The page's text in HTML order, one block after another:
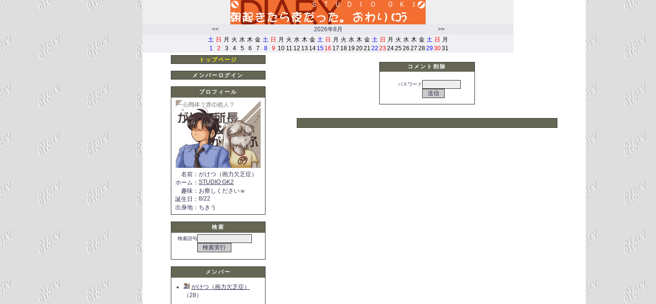
<< 2026年8月
>>
土 日 月 火 水 木 金 土 日 月 火 水 木 金 土 日 月 火 水 木 金 土 日 月 火 水 木 金 土 日
月
1
2 3 4 5 6 7 8 9 10 11 12 13 14 15 16 17 18 19 2021 22 23 242526 27 2829 3031
トップページ
メンバーログイン
プロフィール
名前 ： がけつ（画力欠乏症）
ホーム ： STUDIO GK2
趣味 ： お察しくださいｗ
誕生日 ： 8/22
出身地 ： ちきう
検索
検索語句
メンバー
がけつ（画力欠乏症）
（28）
コメント削除
パスワード